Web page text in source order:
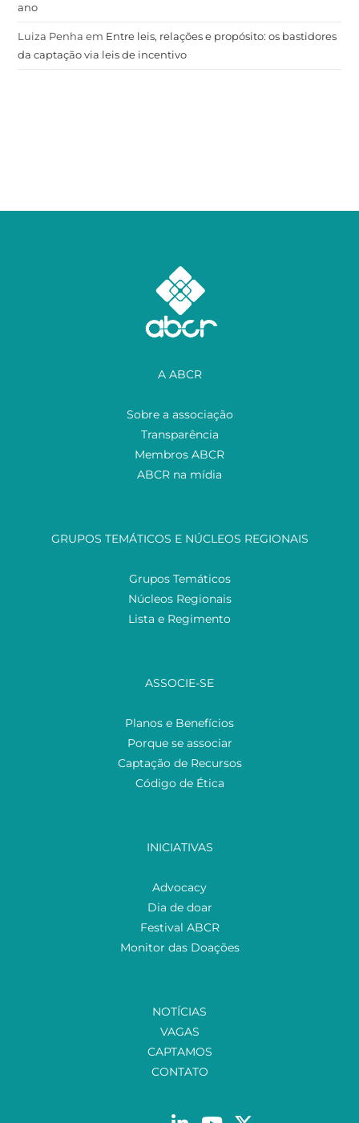
ano
Luiza Penha em Entre leis, relações e propósito: os bastidores
da captação via leis de incentivo
A ABCR
Sobre a associação
Transparência
Membros ABCR
ABCR na mídia
GRUPOS TEMÁTICOS E NÚCLEOS REGIONAIS
Grupos Temáticos
Núcleos Regionais
Lista e Regimento
ASSOCIE-SE
Planos e Benefícios
Porque se associar
Captação de Recursos
Código de Ética
INICIATIVAS
Advocacy
Dia de doar
Festival ABCR
Monitor das Doações
NOTÍCIAS
VAGAS
CAPTAMOS
CONTATO